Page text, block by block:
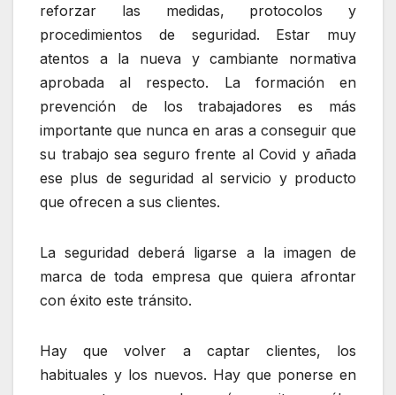
reforzar las medidas, protocolos y
procedimientos de seguridad. Estar muy
atentos a la nueva y cambiante normativa
aprobada al respecto. La formación en
prevención de los trabajadores es más
importante que nunca en aras a conseguir que
su trabajo sea seguro frente al Covid y añada
ese plus de seguridad al servicio y producto
que ofrecen a sus clientes.
La seguridad deberá ligarse a la imagen de
marca de toda empresa que quiera afrontar
con éxito este tránsito.
Hay que volver a captar clientes, los
habituales y los nuevos. Hay que ponerse en